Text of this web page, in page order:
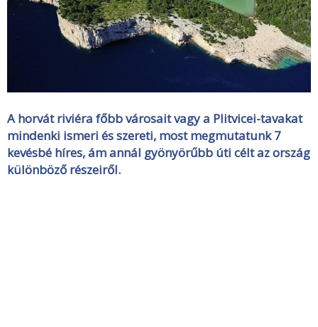
A horvát riviéra főbb városait vagy a Plitvicei-tavakat
mindenki ismeri és szereti, most megmutatunk 7
kevésbé híres, ám annál gyönyörűbb úti célt az ország
különböző részeiről.